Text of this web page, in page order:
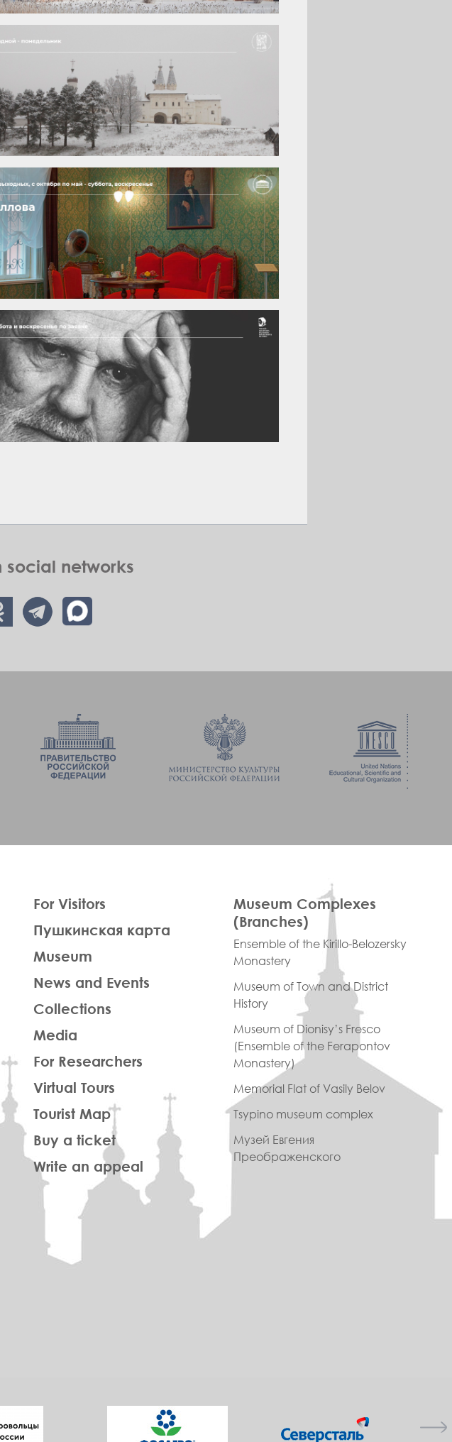
social networks
ЛЕВАЯ
ЧАСТЬ
ФУТЕР
For Visitors
Пушкинская карта
Museum
News and Events
Collections
Media
For Researchers
Virtual Tours
Tourist Map
Buy a ticket
Write an appeal
ПРАВОЕ
МЕНЮ
ФУТЕР
Museum Complexes
(Branches)
Ensemble of the Kirillo-Belozersky
Monastery
Museum of Town and District
History
Museum of Dionisy’s Fresco
(Ensemble of the Ferapontov
Monastery)
Memorial Flat of Vasily Belov
Tsypino museum complex
Музей Евгения
Преображенского